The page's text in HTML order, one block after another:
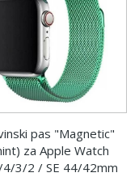
pas "Magnetic"
za Apple Watch
3/2 / SE 44/42mm